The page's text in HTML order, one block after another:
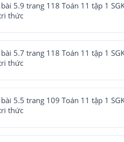
5.9 trang 118 Toán 11 tập 1
thức
5.7 trang 118 Toán 11 tập 1
thức
5.5 trang 109 Toán 11 tập 1
thức